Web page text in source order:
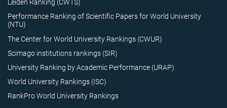
Leiden Ranking (CWTS)
Performance Ranking of Scientific Papers for World University
(NTU)
The Center for World University Rankings (CWUR)
Scimago institutions rankings (SIR)
University Ranking by Academic Performance (URAP)
World University Rankings (ISC)
RankPro World University Rankings